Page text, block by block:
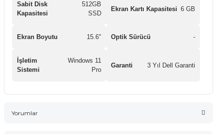
Sabit Disk
Kapasitesi
512GB
SSD
Ekran Kartı Kapasitesi 6 GB
Ekran Boyutu 15.6" Optik Sürücü -
İşletim
Sistemi
Windows 11
Pro
Garanti 3 Yıl Dell Garanti
Yorumlar